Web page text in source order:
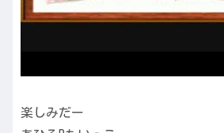
楽しみだー